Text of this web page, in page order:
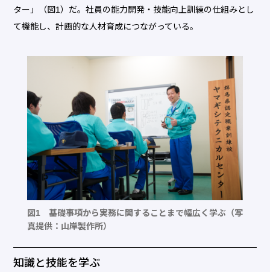
ター」（図1）だ。社員の能力開発・技能向上訓練の仕組みとし
て機能し、計画的な人材育成につながっている。
図1 基礎事項から実務に関することまで幅広く学ぶ（写
真提供：山岸製作所）
知識と技能を学ぶ